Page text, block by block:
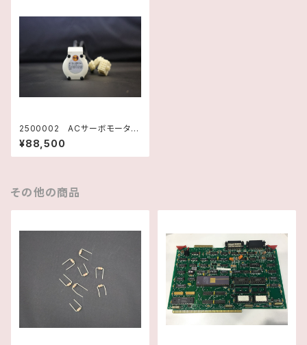
2500002 ACサーボモータ
ー MSMA011A1F パナソニ
ック 未使用品
¥88,500
その他の商品